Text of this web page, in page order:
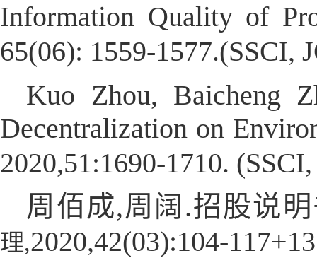
Information Quality of
65(06): 1559-1577.(SSCI,
Kuo Zhou, Baicheng
Decentralization on
2020,51:1690-1710.
周佰成,周阔.招股说
理,2020,42(03):104-